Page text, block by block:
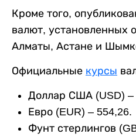
Кроме того,
валют, установленных
Алматы, Астане и
Официальные курсы
Доллар США (USD) –
Евро (EUR) – 554,26.
Фунт стерлингов